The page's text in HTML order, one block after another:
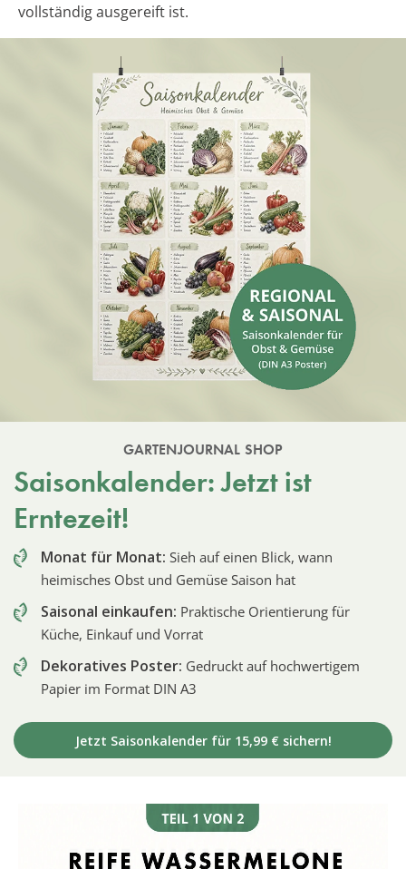
vollständig ausgereift ist.
GARTENJOURNAL SHOP
Saisonkalender: Jetzt ist
Erntezeit!
Monat für Monat: Sieh auf einen Blick, wann
heimisches Obst und Gemüse Saison hat
Saisonal einkaufen: Praktische Orientierung für
Küche, Einkauf und Vorrat
Dekoratives Poster: Gedruckt auf hochwertigem
Papier im Format DIN A3
Jetzt Saisonkalender für 15,99 € sichern!